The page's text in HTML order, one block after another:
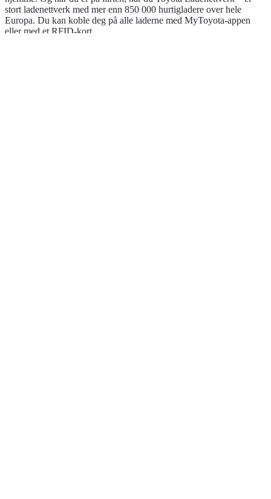
stort ladenettverk med mer enn 850 000 hurtigladere over hele
Europa. Du kan koble deg på alle laderne med MyToyota-appen
eller med et RFID-kort.